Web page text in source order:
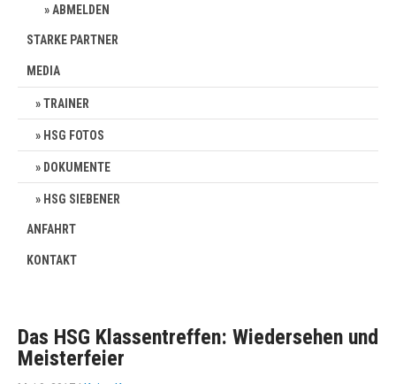
ABMELDEN
STARKE PARTNER
MEDIA
TRAINER
HSG FOTOS
DOKUMENTE
HSG SIEBENER
ANFAHRT
KONTAKT
Das HSG Klassentreffen: Wiedersehen und
Meisterfeier